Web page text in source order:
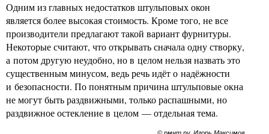
Одним из главных недостатков штульповых окон
является более высокая стоимость. Кроме того, не все
производители предлагают такой вариант фурнитуры.
Некоторые считают, что открывать сначала одну створку,
а потом другую неудобно, но в целом нельзя назвать это
существенным минусом, ведь речь идёт о надёжности
и безопасности. По понятным причина штульповые окна
не могут быть раздвижными, только распашными, но
раздвижное остекление в целом — отдельная тема.